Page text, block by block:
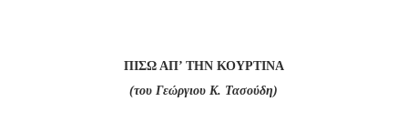
ΠΙΣΩ ΑΠ’ ΤΗΝ ΚΟΥΡΤΙΝΑ
(του Γεώργιου Κ. Τασούδη)